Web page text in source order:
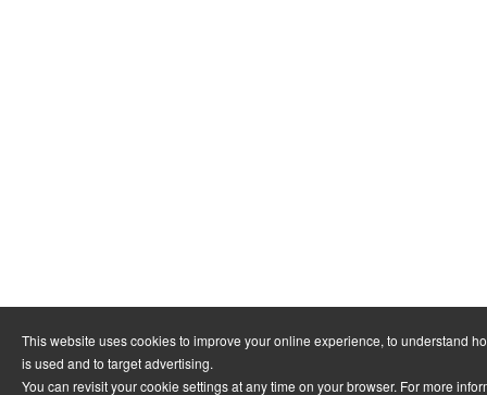
This website uses cookies to improve your online experience, to understand
is used and to target advertising.
You can revisit your cookie settings at any time on your browser. For more